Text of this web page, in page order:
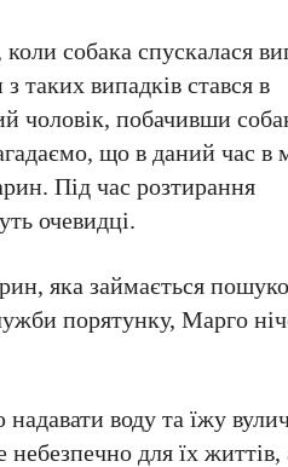
собака спускалася
таких випадків стався в
чоловік, побачивши
що в даний час в
Під час розтирання
очевидці.
яка займається
порятунку, Марго
воду та їжу
для їх життів,